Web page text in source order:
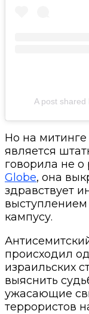
A post
Но на
является
говорила не о
Globe, она
здравствует
кампусу.
происходил
израильских
выяснить
ужасающие
террористов